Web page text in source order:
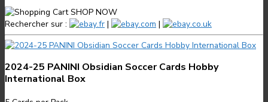
SHOP NOW
Rechercher sur :
.fr | .com | .co.uk
2024-25 PANINI Obsidian Soccer Cards Hobby
International Box